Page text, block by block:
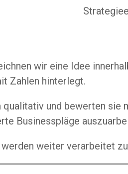
wir eine Idee
Zahlen hinterlegt.
und bewerten
Businesspläge
weiter verarbeitet